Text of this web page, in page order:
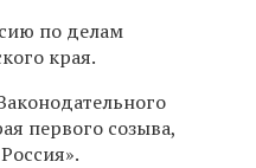
по делам
края.
первого созыва,